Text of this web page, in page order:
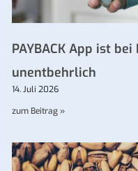
PAYBACK App ist bei
unentbehrlich
14. Juli 2026
zum Beitrag »